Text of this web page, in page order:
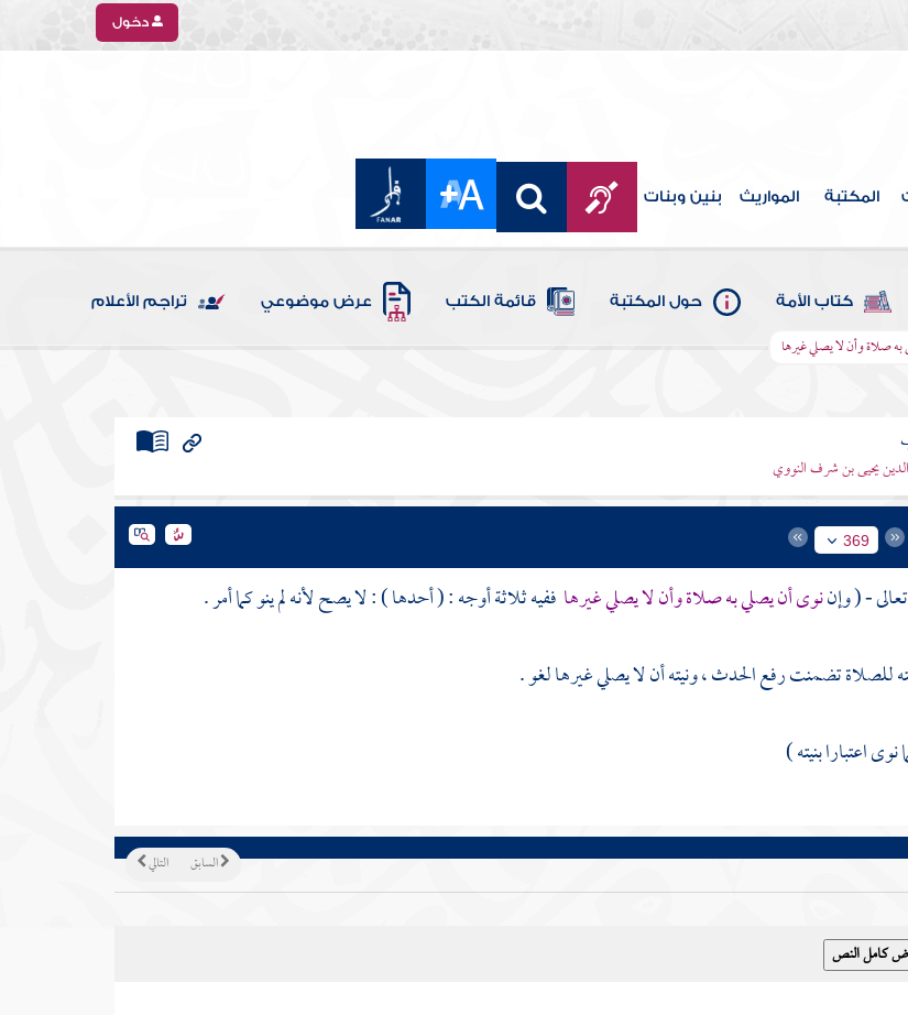
دخول
المكتبة المواريث بنين وبنات
كتاب الأمة حول المكتبة قائمة الكتب عرض موضوعي تراجم الأعلام
صلاة وأن لا يصلي غيرها
يحيى بن شرف النووي
369
- ( وإننوى أن يصلي به صلاة وأن لا يصلي غيرها ففيه ثلاثة أوجه : ( أحدها ) : لا يصح لأنه لم ينو كما أمر .
للصلاة تضمنت رفع الحدث ، ونيته أن لا يصلي غيرها لغو .
اعتبارا بنيته )
التالي السابق